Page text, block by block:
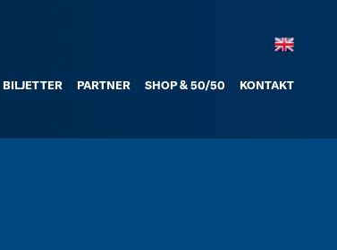
BILJETTER PARTNER SHOP & 50/50 KONTAKT